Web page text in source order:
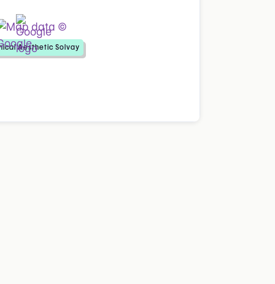
Aesthetic Solvay